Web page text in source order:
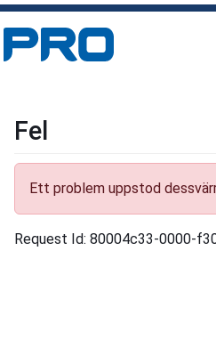
Fel
Ett problem uppstod
Request Id: 80004c33-0000-